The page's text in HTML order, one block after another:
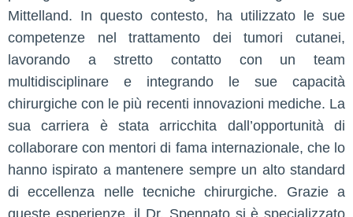
Mittelland. In questo contesto, ha utilizzato le sue
competenze nel trattamento dei tumori cutanei,
lavorando a stretto contatto con un team
multidisciplinare e integrando le sue capacità
chirurgiche con le più recenti innovazioni mediche. La
sua carriera è stata arricchita dall’opportunità di
collaborare con mentori di fama internazionale, che lo
hanno ispirato a mantenere sempre un alto standard
di eccellenza nelle tecniche chirurgiche. Grazie a
queste esperienze, il Dr. Spennato si è specializzato